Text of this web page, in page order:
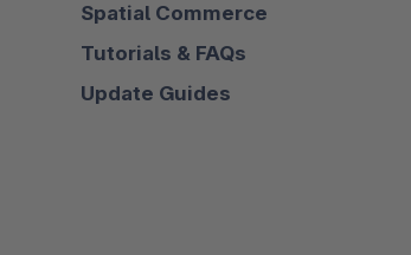
Spatial Commerce
Tutorials & FAQs
Update Guides